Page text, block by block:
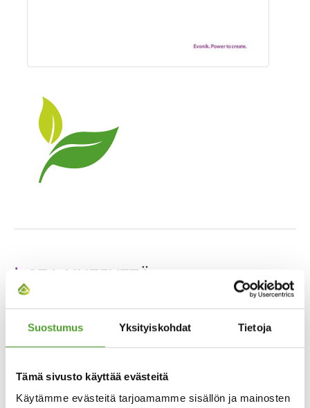
Suostumus Yksityiskohdat Tietoja
Tämä sivusto käyttää evästeitä
Käytämme evästeitä tarjoamamme sisällön ja mainosten
OTA YHTEYTTÄ
Mika Lammi
mika.lammi@algol.com